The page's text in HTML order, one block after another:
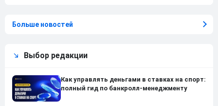
Больше новостей
Выбор редакции
Как управлять деньгами в ставках на спорт:
полный гид по банкролл-менеджменту